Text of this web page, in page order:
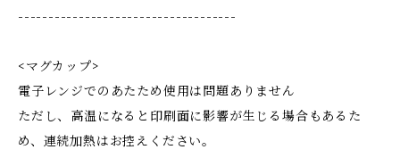
------------------------------------
<マグカップ>
電子レンジでのあたため使用は問題ありません
ただし、高温になると印刷面に影響が生じる場合もあるた
め、連続加熱はお控えください。